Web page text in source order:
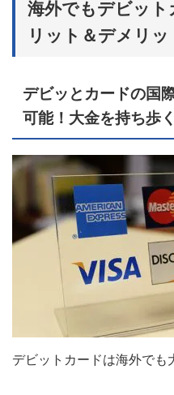
海外でもデビット
リット＆デメリッ
デビッとカードの国
可能！大金を持ち歩
デビットカードは海外でも